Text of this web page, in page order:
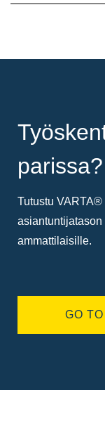
parissa?
Tutustu
ammattilaisille.
GO